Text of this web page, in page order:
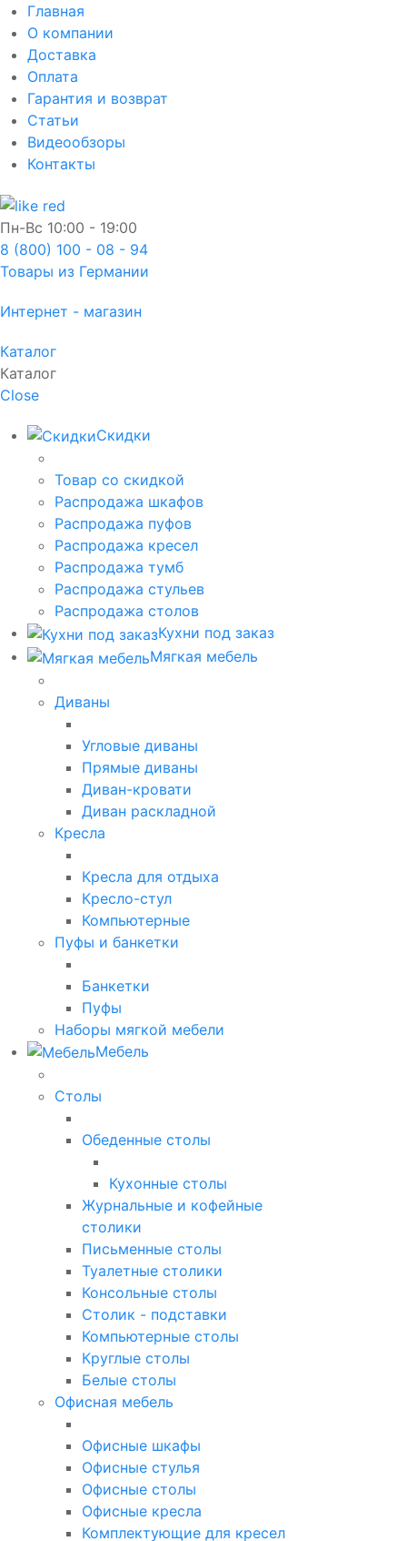
Главная
О компании
Доставка
Оплата
Гарантия и возврат
Статьи
Видеообзоры
Контакты
Пн-Вс 10:00 - 19:00
8 (800) 100 - 08 - 94
Товары из Германии
Интернет - магазин
Каталог
Каталог
Close
Скидки
Товар со скидкой
Распродажа шкафов
Распродажа пуфов
Распродажа кресел
Распродажа тумб
Распродажа стульев
Распродажа столов
Кухни под заказ
Мягкая мебель
Диваны
Угловые диваны
Прямые диваны
Диван-кровати
Диван раскладной
Кресла
Кресла для отдыха
Кресло-стул
Компьютерные
Пуфы и банкетки
Банкетки
Пуфы
Наборы мягкой мебели
Мебель
Столы
Обеденные столы
Кухонные столы
Журнальные и кофейные
столики
Письменные столы
Туалетные столики
Консольные столы
Столик - подставки
Компьютерные столы
Круглые столы
Белые столы
Офисная мебель
Офисные шкафы
Офисные стулья
Офисные столы
Офисные кресла
Комплектующие для кресел